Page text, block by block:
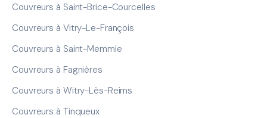
Couvreurs à Saint-Brice-Courcelles
Couvreurs à Vitry-Le-François
Couvreurs à Saint-Memmie
Couvreurs à Fagnières
Couvreurs à Witry-Lès-Reims
Couvreurs à Tinqueux